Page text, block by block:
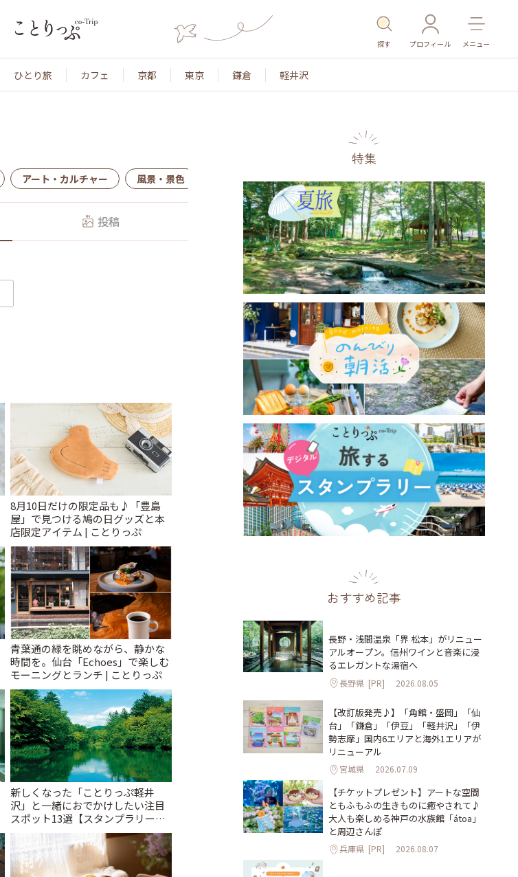
探す プロフィール メニュー
ひとり旅 カフェ 京都 東京 鎌倉 軽井沢
アート・カルチャー 風景・景色 名所・旧跡 温泉・スパ その他施設 ごはん
投稿
8月10日だけの限定品も♪「豊島
屋」で見つける鳩の日グッズと本
店限定アイテム | ことりっぷ
青葉通の緑を眺めながら、静かな
時間を。仙台「Echoes」で楽しむ
モーニングとランチ | ことりっぷ
新しくなった「ことりっぷ軽井
沢」と一緒におでかけしたい注目
スポット13選【スタンプラリー開
催中】 | ことりっぷ
特集
おすすめ記事
長野・浅間温泉「界 松本」がリニュー
アルオープン。信州ワインと音楽に浸
るエレガントな湯宿へ
長野県 [PR] 2026.08.05
【改訂版発売♪】「角館・盛岡」「仙
台」「鎌倉」「伊豆」「軽井沢」「伊
勢志摩」国内6エリアと海外1エリアが
リニューアル
宮城県 2026.07.09
【チケットプレゼント】アートな空間
ともふもふの生きものに癒やされて♪
大人も楽しめる神戸の水族館「átoa」
と周辺さんぽ
兵庫県 [PR] 2026.08.07